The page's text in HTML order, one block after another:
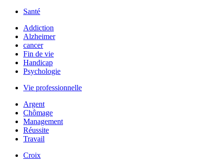
Santé
Addiction
Alzheimer
cancer
Fin de vie
Handicap
Psychologie
Vie professionnelle
Argent
Chômage
Management
Réussite
Travail
Croix